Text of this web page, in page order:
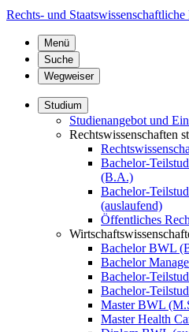
Rechts- und Staatswissenschaftliche
Menü
Suche
Wegweiser
Studium
Studienangebot und
Rechtswissenschaften
Bachelor-
(B.A.)
Bachelor-
(auslaufend)
Öffentliches
Bachelor BWL
Bachelor
Bachelor-
Bachelor-
Master BWL
Master Health